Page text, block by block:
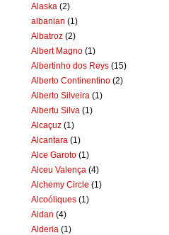
Alaska (2)
albanian (1)
Albatroz (2)
Albert Magno (1)
Albertinho dos Reys (15)
Alberto Continentino (2)
Alberto Silveira (1)
Albertu Silva (1)
Alcaçuz (1)
Alcantara (1)
Alce Garoto (1)
Alceu Valença (4)
Alchemy Circle (1)
Alcoóliques (1)
Aldan (4)
Alderia (1)